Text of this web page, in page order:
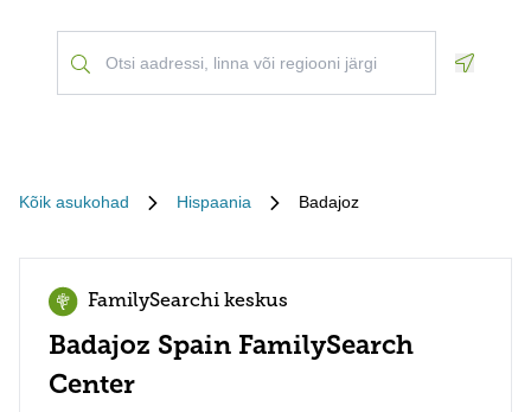
Kõik asukohad Hispaania Badajoz
FamilySearchi keskus
Badajoz Spain FamilySearch
Center